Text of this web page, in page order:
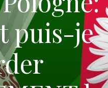
puis-je